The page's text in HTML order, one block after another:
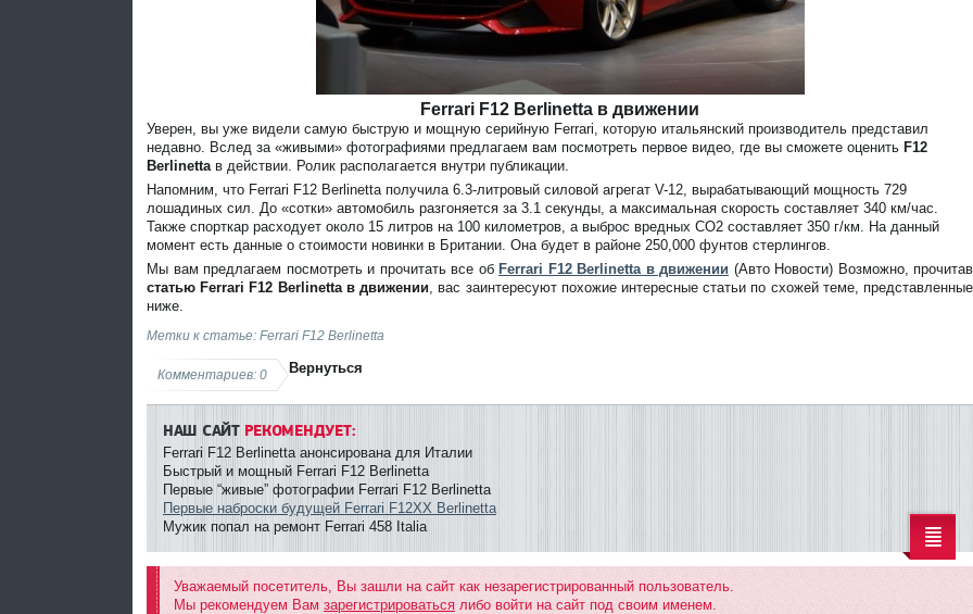
Ferrari F12 Berlinetta в движении
Уверен, вы уже видели самую быструю и мощную серийную Ferrari, которую итальянский производитель представил
недавно. Вслед за «живыми» фотографиями предлагаем вам посмотреть первое видео, где вы сможете оценить F12
Berlinetta в действии. Ролик располагается внутри публикации.
Напомним, что Ferrari F12 Berlinetta получила 6.3-литровый силовой агрегат V-12, вырабатывающий мощность 729
лошадиных сил. До «сотки» автомобиль разгоняется за 3.1 секунды, а максимальная скорость составляет 340 км/час.
Также спорткар расходует около 15 литров на 100 километров, а выброс вредных CO2 составляет 350 г/км. На данный
момент есть данные о стоимости новинки в Британии. Она будет в районе 250,000 фунтов стерлингов.
Мы вам предлагаем посмотреть и прочитать все об Ferrari F12 Berlinetta в движении (Авто Новости) Возможно, прочитав
статью Ferrari F12 Berlinetta в движении, вас заинтересуют похожие интересные статьи по схожей теме, представленные
ниже.
Метки к статье: Ferrari F12 Berlinetta
Вернуться
Комментариев: 0
НАШ САЙТРЕКОМЕНДУЕТ:
Ferrari F12 Berlinetta анонсирована для Италии
Быстрый и мощный Ferrari F12 Berlinetta
Первые “живые” фотографии Ferrari F12 Berlinetta
Первые наброски будущей Ferrari F12XX Berlinetta
Мужик попал на ремонт Ferrari 458 Italia
Уважаемый посетитель, Вы зашли на сайт как незарегистрированный пользователь.
Мы рекомендуем Вам зарегистрироваться либо войти на сайт под своим именем.